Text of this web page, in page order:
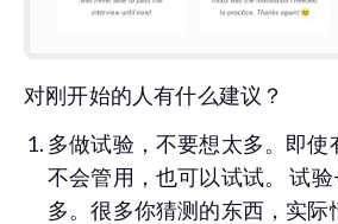
对刚开始的人有什么建议？
多做试验，不要想太多。即使
不会管用，也可以试试。 试
多。很多你猜测的东西，实际